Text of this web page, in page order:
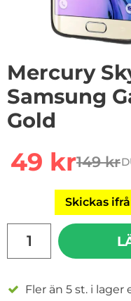
Mercury
Samsung
Gold
rea pris
49 kr149 kr
Skickas
Fler än 5 st. i lager